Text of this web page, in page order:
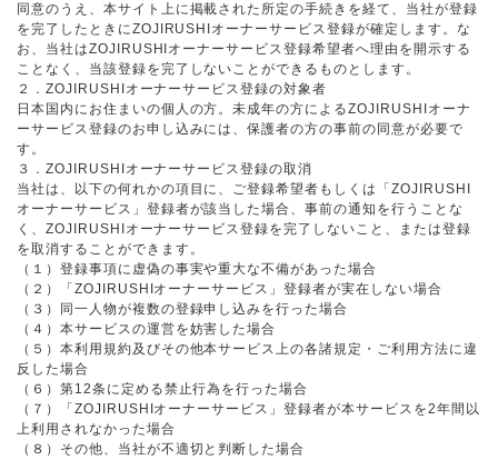
同意のうえ、本サイト上に掲載された所定の手続きを経て、当社が登録
を完了したときにZOJIRUSHIオーナーサービス登録が確定します。な
お、当社はZOJIRUSHIオーナーサービス登録希望者へ理由を開示する
ことなく、当該登録を完了しないことができるものとします。
２．ZOJIRUSHIオーナーサービス登録の対象者
日本国内にお住まいの個人の方。未成年の方によるZOJIRUSHIオーナ
ーサービス登録のお申し込みには、保護者の方の事前の同意が必要で
す。
３．ZOJIRUSHIオーナーサービス登録の取消
当社は、以下の何れかの項目に、ご登録希望者もしくは「ZOJIRUSHI
オーナーサービス」登録者が該当した場合、事前の通知を行うことな
く、ZOJIRUSHIオーナーサービス登録を完了しないこと、または登録
を取消することができます。
（１）登録事項に虚偽の事実や重大な不備があった場合
（２）「ZOJIRUSHIオーナーサービス」登録者が実在しない場合
（３）同一人物が複数の登録申し込みを行った場合
（４）本サービスの運営を妨害した場合
（５）本利用規約及びその他本サービス上の各諸規定・ご利用方法に違
反した場合
（６）第12条に定める禁止行為を行った場合
（７）「ZOJIRUSHIオーナーサービス」登録者が本サービスを2年間以
上利用されなかった場合
（８）その他、当社が不適切と判断した場合